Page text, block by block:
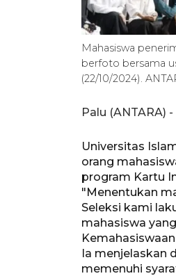
Mahasiswa
berfoto bersama
(22/10/2024).
Palu (ANTARA) -
Universitas
orang
program Kartu
"Menentukan
Seleksi kami
mahasiswa
Ia menjelaskan
memenuhi